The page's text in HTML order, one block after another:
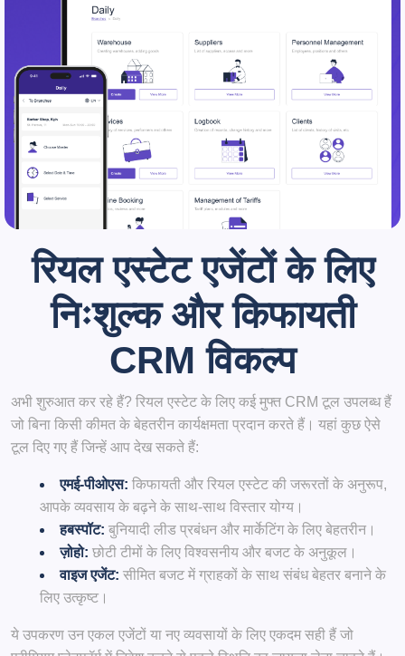
रियल एस्टेट एजेंटों के लिए
निःशुल्क और किफायती
CRM विकल्प
अभी शुरुआत कर रहे हैं? रियल एस्टेट के लिए कई मुफ्त CRM टूल उपलब्ध हैं
जो बिना किसी कीमत के बेहतरीन कार्यक्षमता प्रदान करते हैं। यहां कुछ ऐसे
टूल दिए गए हैं जिन्हें आप देख सकते हैं:
एमई-पीओएस: किफायती और रियल एस्टेट की जरूरतों के अनुरूप,
आपके व्यवसाय के बढ़ने के साथ-साथ विस्तार योग्य।
हबस्पॉट: बुनियादी लीड प्रबंधन और मार्केटिंग के लिए बेहतरीन।
ज़ोहो: छोटी टीमों के लिए विश्वसनीय और बजट के अनुकूल।
वाइज एजेंट: सीमित बजट में ग्राहकों के साथ संबंध बेहतर बनाने के
लिए उत्कृष्ट।
ये उपकरण उन एकल एजेंटों या नए व्यवसायों के लिए एकदम सही हैं जो